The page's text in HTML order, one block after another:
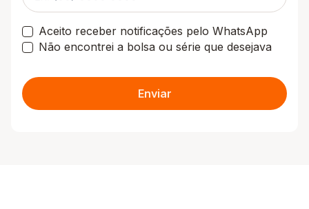
Aceito receber notificações pelo WhatsApp
Não encontrei a bolsa ou série que desejava
Enviar